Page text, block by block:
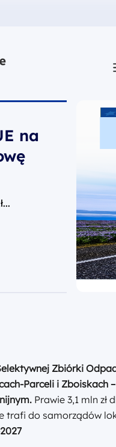
na
Zbiórki
Parceli i Zboiskach
. Prawie 3,1 mln zł
trafi do samorządów